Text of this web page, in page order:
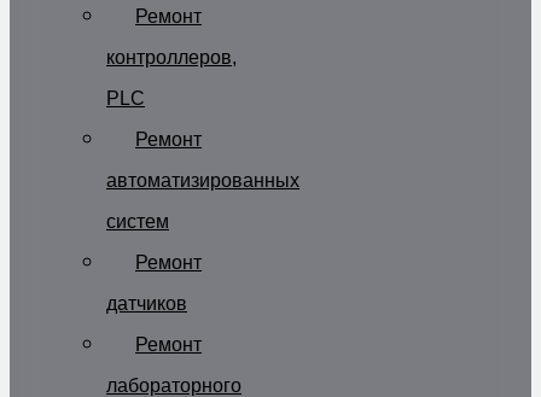
Ремонт
контроллеров,
PLC
Ремонт
автоматизированных
систем
Ремонт
датчиков
Ремонт
лабораторного